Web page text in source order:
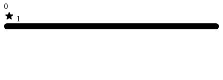
0
1